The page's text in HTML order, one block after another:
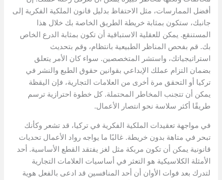
أفضل الممارسات، مثل الاحتفاظ بدليل قانون الملكية الفكرية إلى
جانبك، ستكون بمثابة خريطة الطريق الخاصة بك خلال هذا
المستنقع. يمكن للعقلية الاستباقية أن تكون بمثابة الدرع الخاص
بك. قم بفحص المناظر الطبيعية بانتظام، وقم بتحديث
استراتيجياتك، واستشر المتخصصين. سواء كان الأمر يتعلق
بضمان التزام عملك الإبداعي بقوانين حقوق الطبع والنشر في
تركيا أو التحقق مرة أخرى من العلامات التجارية، فإن اليقظة
يمكن أن تتجنب المخاطر المحتملة. كل خطوة احترازية ترسم
طريقًا أكثر سلاسة نحو انتصار الأعمال.
في مواجهة تعقيدات الملكية الفكرية في تركيا، قد تشعر وكأنك
تبحر في متاهة بدون خريطة. غالبًا ما يواجه رواد الأعمال تحديات
قانونية يمكن أن تكون مربكة مثل لغز يفتقد القطع الأساسية. أحد
الأمثلة الكلاسيكية هو التعثر في أساسيات العلامات التجارية
لتدرك بعد فوات الأوان أن أحد المنافسين قد ادعى بالفعل هوية